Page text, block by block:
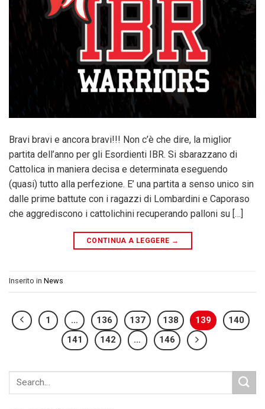
Bravi bravi e ancora bravi!!! Non c’è che dire, la miglior
partita dell’anno per gli Esordienti IBR. Si sbarazzano di
Cattolica in maniera decisa e determinata eseguendo
(quasi) tutto alla perfezione. E’ una partita a senso unico sin
dalle prime battute con i ragazzi di Lombardini e Caporaso
che aggrediscono i cattolichini recuperando palloni su […]
CONTINUA A LEGGERE →
Inserito in News
1 … 136 137 138 139
140
141
142 … 146